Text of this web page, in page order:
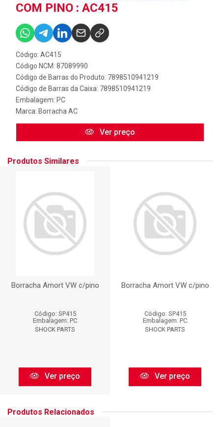
COM PINO : AC415
Código: AC415
Código NCM: 87089990
Código de Barras do Produto: 7898510941219
Código de Barras da Caixa: 7898510941219
Embalagem: PC
Marca: Borracha AC
Ver preço
Produtos Similares
Borracha Amort VW c/pino
Código: SP415
Embalagem: PC
SHOCK PARTS
Ver preço
Borracha Amort VW c/pino
Código: SP415
Embalagem: PC
SHOCK PARTS
Ver preço
Produtos Relacionados